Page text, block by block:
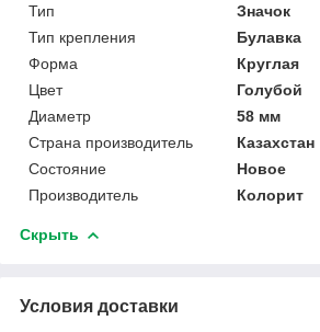
Тип
Значок
Тип крепления
Булавка
Форма
Круглая
Цвет
Голубой
Диаметр
58 мм
Страна производитель
Казахстан
Состояние
Новое
Производитель
Колорит
Скрыть
Условия доставки